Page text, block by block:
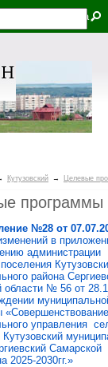
22
Карта
Кутузовский → Целевые
программы
№28 от 07.07
в
администрации
района
области № 56 от
«Совершенствование
управления
Самарской
2025-2030гг.»